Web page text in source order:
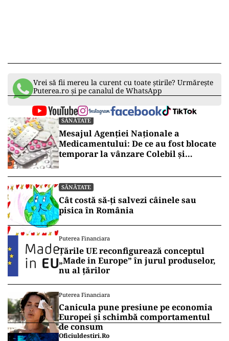
Vrei să fii mereu la curent cu toate știrile? Urmărește
Puterea.ro și pe canalul de WhatsApp
SĂNĂTATE
Mesajul Agenției Naționale a
Medicamentului: De ce au fost blocate
temporar la vânzare Colebil și
SĂNĂTATE
Cât costă să-ți salvezi câinele sau
pisica în România
Puterea Financiara
Țările UE reconfigurează conceptul
„Made in Europe” în jurul produselor,
nu al țărilor
Puterea Financiara
Canicula pune presiune pe economia
Europei și schimbă comportamentul
de consum
Oficiuldestiri.ro